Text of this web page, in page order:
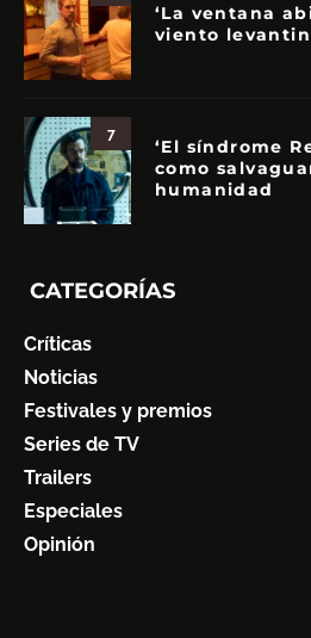
‘La ventana
viento
7
‘El síndrome
como
humanidad
CATEGORÍAS
Críticas
Noticias
Festivales y premios
Series de TV
Trailers
Especiales
Opinión